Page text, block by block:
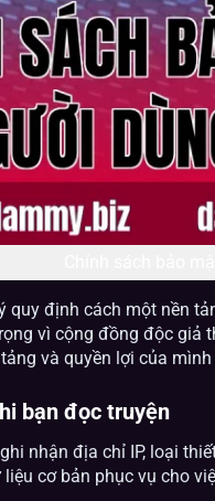
quy định cách một nền
vì cộng đồng độc
và quyền lợi của
bạn đọc truyện
nhận địa chỉ IP, loại
cơ bản phục vụ cho